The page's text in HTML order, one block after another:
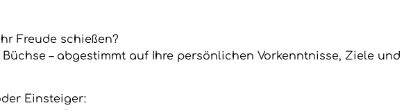
Freude schießen?
– abgestimmt auf Ihre persönlichen Vorkenntnisse, Ziele und
Einsteiger: